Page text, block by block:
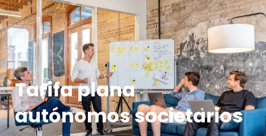
Tarifa plana
autónomos societarios